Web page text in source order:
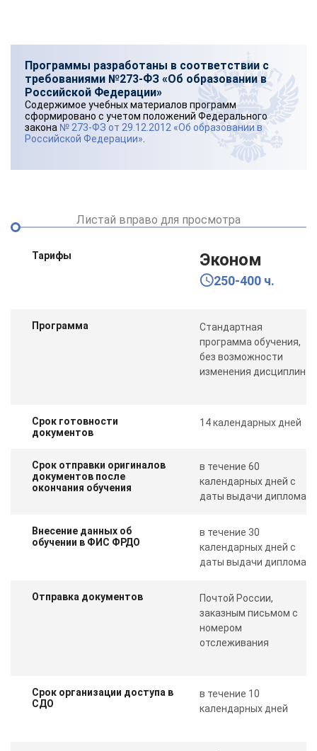
Программы разработаны в соответствии с
требованиями №273-ФЗ «Об образовании в
Российской Федерации»
Содержимое учебных материалов программ
сформировано с учетом положений Федерального
закона № 273-ФЗ от 29.12.2012 «Об образовании в
Российской Федерации»
Листай вправо для просмотра
Тарифы Эконом
250-400 ч.
Программа
Стандартная
программа обучения,
без возможности
изменения дисциплин
Срок готовности
документов
14 календарных дней
Срок отправки оригиналов
документов после
окончания обучения
в течение 60
календарных дней с
даты выдачи диплома
Внесение данных об
обучении в ФИС ФРДО
в течение 30
календарных дней с
даты выдачи диплома
Отправка документов
Почтой России,
заказным письмом с
номером
отслеживания
Срок организации доступа в
СДО
в течение 10
календарных дней